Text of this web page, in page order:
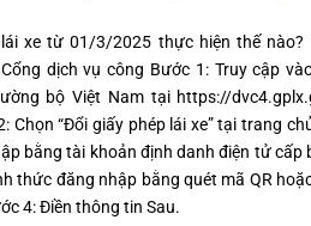
xe từ 01/3/2025 thực hiện thế
dịch vụ công Bước 1: Truy cập
bộ Việt Nam tại https://
Chọn “Đổi giấy phép lái xe” tại trang
bằng tài khoản định danh điện tử cấp
thức đăng nhập bằng quét mã QR
4: Điền thông tin Sau.